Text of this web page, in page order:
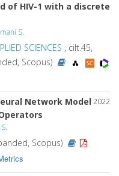
of HIV-1 with a discrete
S.
SCIENCES , cilt.45,
Scopus)
2022
Network Model
Scopus)